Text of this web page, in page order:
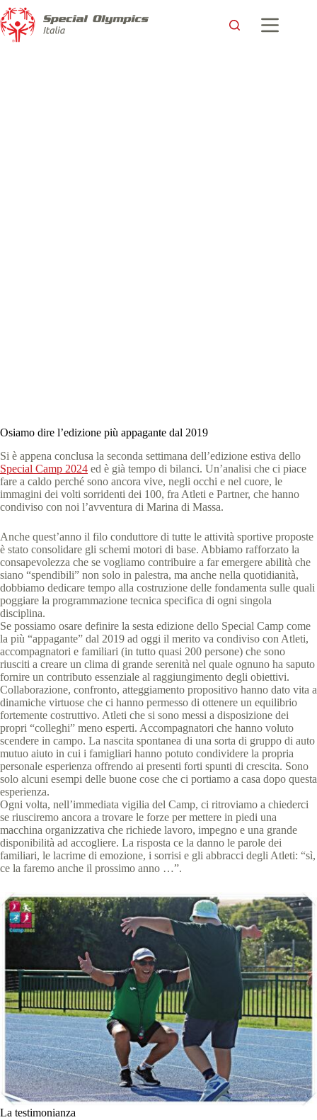
Osiamo dire l’edizione più appagante dal 2019
Si è appena conclusa la seconda settimana dell’edizione estiva dello
Special Camp 2024 ed è già tempo di bilanci. Un’analisi che ci piace
fare a caldo perché sono ancora vive, negli occhi e nel cuore, le
immagini dei volti sorridenti dei 100, fra Atleti e Partner, che hanno
condiviso con noi l’avventura di Marina di Massa.
Anche quest’anno il filo conduttore di tutte le attività sportive proposte
è stato consolidare gli schemi motori di base. Abbiamo rafforzato la
consapevolezza che se vogliamo contribuire a far emergere abilità che
siano “spendibili” non solo in palestra, ma anche nella quotidianità,
dobbiamo dedicare tempo alla costruzione delle fondamenta sulle quali
poggiare la programmazione tecnica specifica di ogni singola
disciplina.
Se possiamo osare definire la sesta edizione dello Special Camp come
la più “appagante” dal 2019 ad oggi il merito va condiviso con Atleti,
accompagnatori e familiari (in tutto quasi 200 persone) che sono
riusciti a creare un clima di grande serenità nel quale ognuno ha saputo
fornire un contributo essenziale al raggiungimento degli obiettivi.
Collaborazione, confronto, atteggiamento propositivo hanno dato vita a
dinamiche virtuose che ci hanno permesso di ottenere un equilibrio
fortemente costruttivo. Atleti che si sono messi a disposizione dei
propri “colleghi” meno esperti. Accompagnatori che hanno voluto
scendere in campo. La nascita spontanea di una sorta di gruppo di auto
mutuo aiuto in cui i famigliari hanno potuto condividere la propria
personale esperienza offrendo ai presenti forti spunti di crescita. Sono
solo alcuni esempi delle buone cose che ci portiamo a casa dopo questa
esperienza.
Ogni volta, nell’immediata vigilia del Camp, ci ritroviamo a chiederci
se riusciremo ancora a trovare le forze per mettere in piedi una
macchina organizzativa che richiede lavoro, impegno e una grande
disponibilità ad accogliere. La risposta ce la danno le parole dei
familiari, le lacrime di emozione, i sorrisi e gli abbracci degli Atleti: “sì,
ce la faremo anche il prossimo anno …”.
La testimonianza